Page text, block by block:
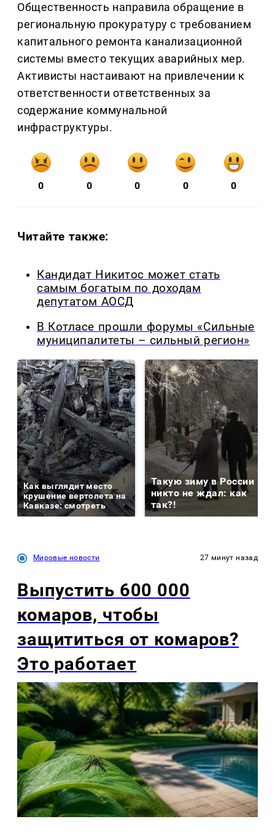
Общественность направила обращение в
региональную прокуратуру с требованием
капитального ремонта канализационной
системы вместо текущих аварийных мер.
Активисты настаивают на привлечении к
ответственности ответственных за
содержание коммунальной
инфраструктуры.
0 0 0 0 0
Читайте также:
Кандидат Никитос может стать
самым богатым по доходам
депутатом АОСД
В Котласе прошли форумы «Сильные
муниципалитеты – сильный регион»
Как выглядит место
крушение вертолета на
Кавказе: смотреть
Такую зиму в России
никто не ждал: как
так?!
Мировые новости 27 минут назад
Выпустить 600 000
комаров, чтобы
защититься от комаров?
Это работает